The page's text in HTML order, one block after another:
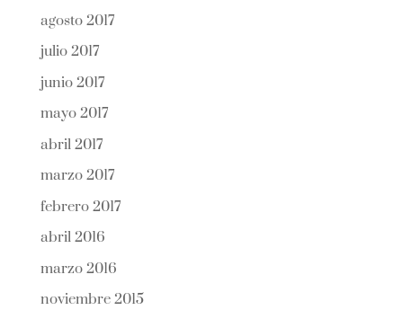
agosto 2017
julio 2017
junio 2017
mayo 2017
abril 2017
marzo 2017
febrero 2017
abril 2016
marzo 2016
noviembre 2015